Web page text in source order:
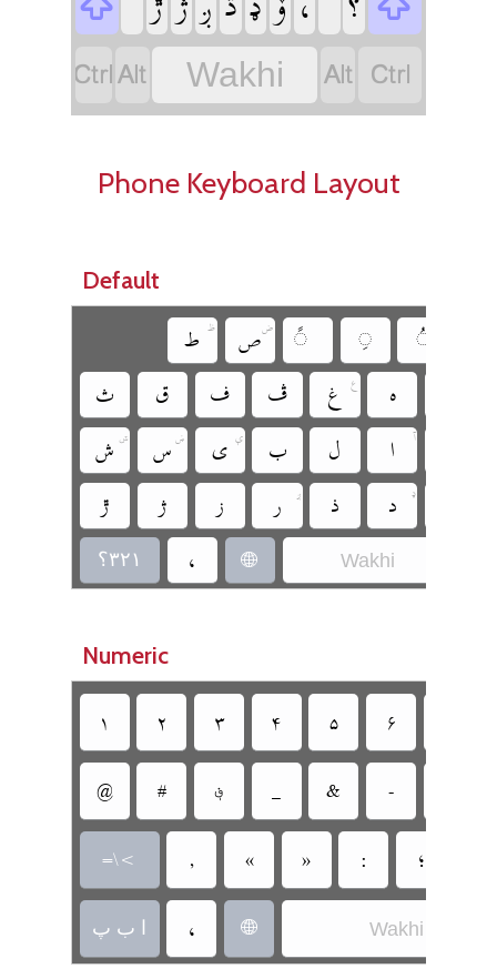
‏‏ Wakhi ‏ ‏
Phone Keyboard Layout
Default
‏  ‏ ‏ ‏
‏
‏ ‏ ‏ ‏  ‏
‏ ݜ ‏  ‏  ‏ ‏ ‏ 
‏ ‏ ‏ ‏  ‏ ‏ 
‏؟‎۳۲۱ ‏ ‏ Wakhi
Numeric
‏ ‏ ‏ ‏ ‏ ‏
‏
‏ ‏؋ ‏ ‏ ‏
‏=\<
‏ ‏ ‏ ‏ ‏
‏ا ب پ
‏ ‏ Wakhi